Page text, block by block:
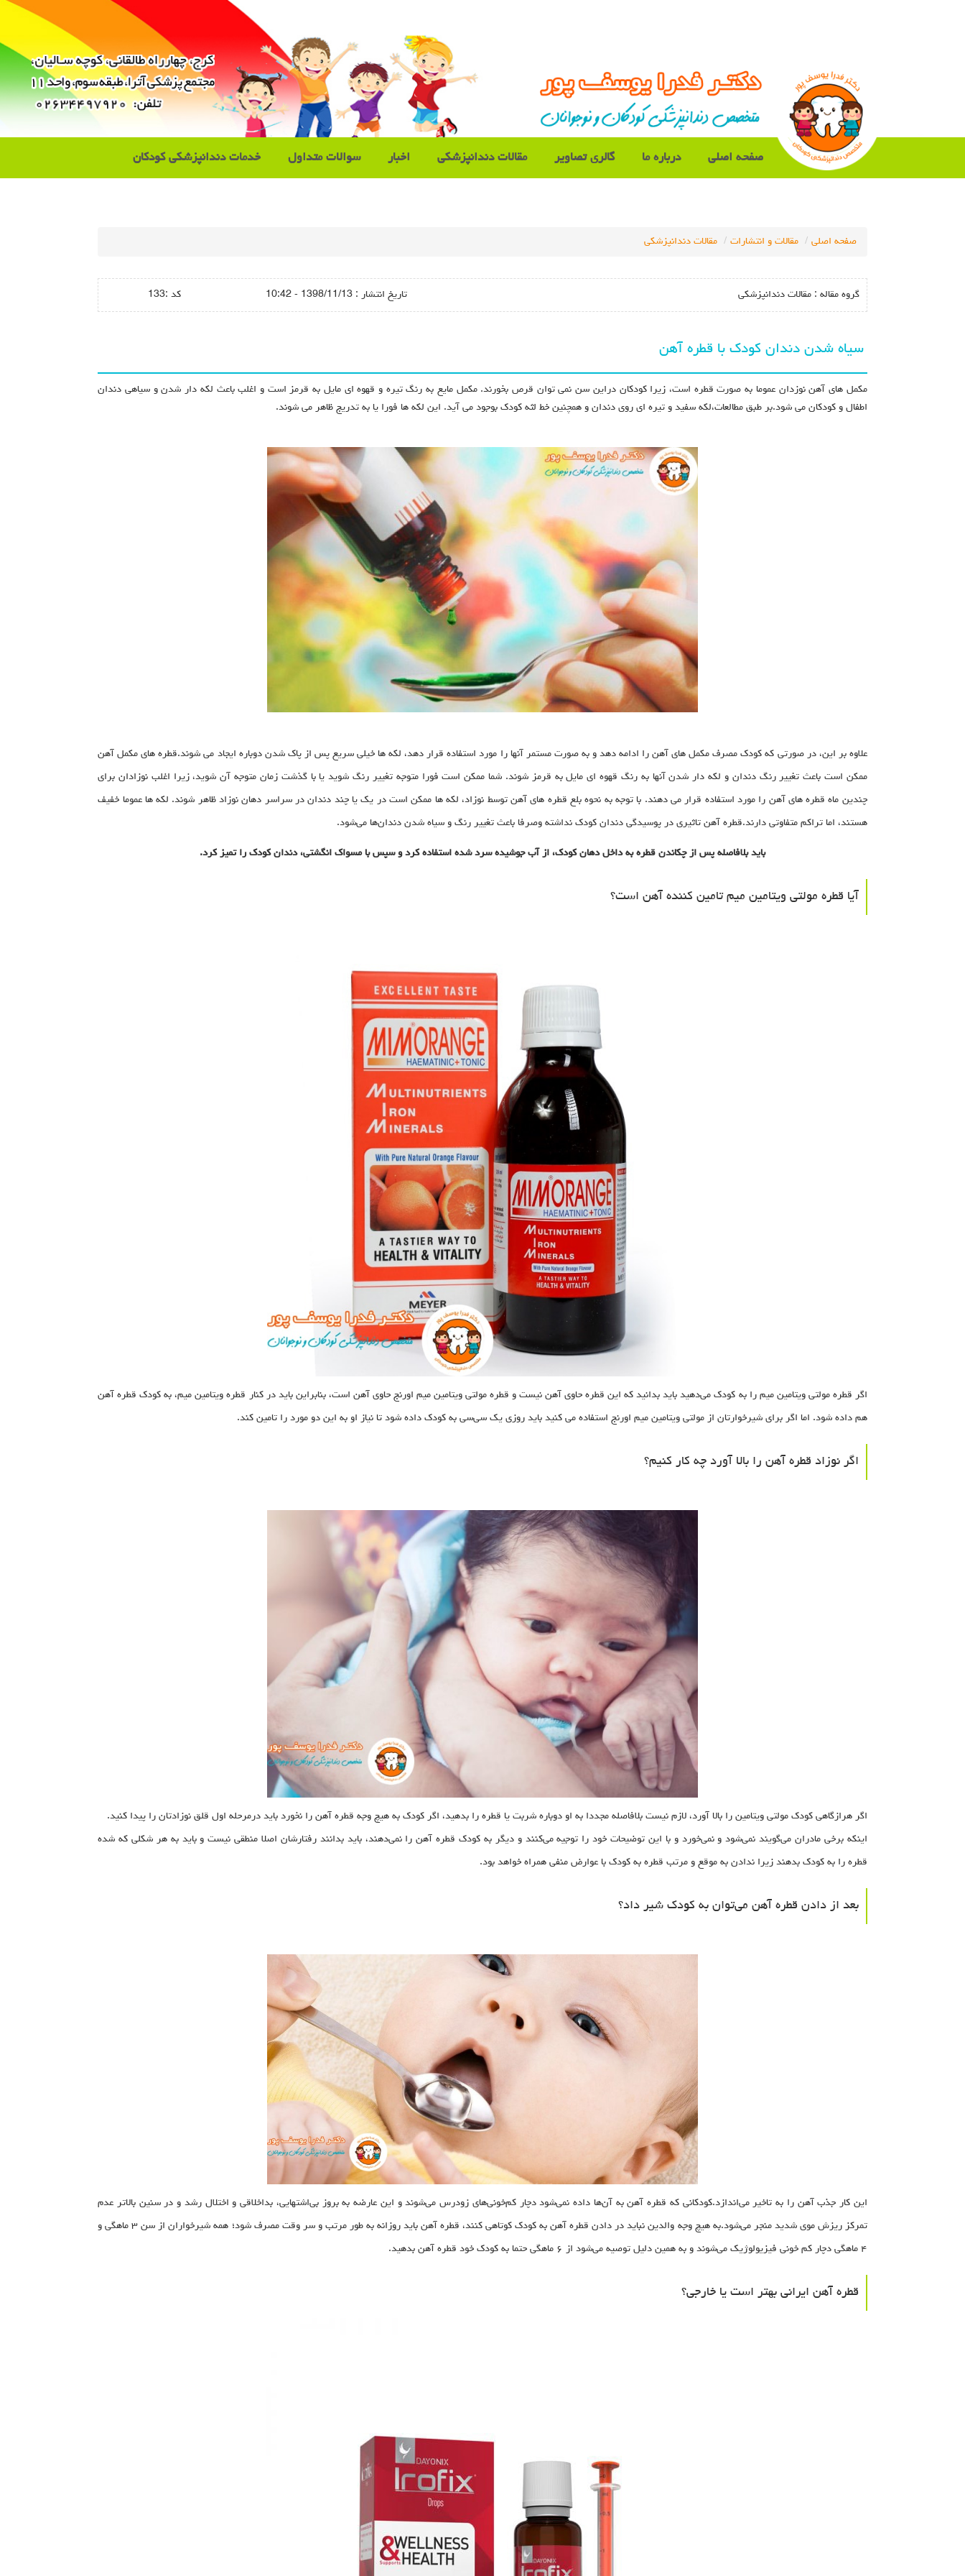
صفحه اصلی درباره ما گالری تصاویر مقالات دندانپزشکی اخبار سوالات متداول خدمات دندانپزشکی کودکان
صفحه اصلی مقالات و انتشارات مقالات دندانپزشکی
گروه مقاله :مقالات دندانپزشکی تاريخ انتشار : 1398/11/13 - 10:42 كد :133
سیاه شدن دندان کودک با قطره آهن
مکمل های آهن نوزدان عموما به صورت قطره است، زیرا کودکان دراین سن نمی توان قرص بخورند. مکمل مایع به رنگ تیره و قهوه ای مایل به قرمز است و اغلب باعث لکه دار شدن و سیاهی دندان
اطفال و کودکان می شود.بر طبق مطالعات،لکه سفید و تیره ای روی دندان و همچنین خط لثه کودک بوجود می آید. این لکه ها فورا یا به تدریج ظاهر می شوند.
علاوه بر این، در صورتی که کودک مصرف مکمل های آهن را ادامه دهد و به صورت مستمر آنها را مورد استفاده قرار دهد، لکه ها خیلی سریع پس از پاک شدن دوباره ایجاد می شوند.قطره های مکمل آهن
ممکن است باعث تغییر رنگ دندان و لکه دار شدن آنها به رنگ قهوه ای مایل به قرمز شوند. شما ممکن است فورا متوجه تغییر رنگ شوید یا با گذشت زمان متوجه آن شوید، زیرا اغلب نوزادان برای
چندین ماه قطره های آهن را مورد استفاده قرار می دهند. با توجه به نحوه بلع قطره های آهن توسط نوزاد، لکه ها ممکن است در یک یا چند دندان در سراسر دهان نوزاد ظاهر شوند. لکه ها عموما خفیف
هستند، اما تراکم متفاوتی دارند.قطره آهن تاثیری در پوسیدگی دندان کودک نداشته وصرفا باعث تغییر رنگ و سیاه شدن دندان‌ها می‌شود.
باید بلافاصله پس از چکاندن قطره به داخل دهان کودک، از آب جوشیده سرد شده استفاده کرد و سپس با مسواک انگشتی، دندان کودک را تمیز کرد.
آیا قطره مولتی‌ ویتامین میم تامین‌ کننده آهن است؟
اگر قطره مولتی‌ ویتامین میم را به کودک می‌دهید باید بدانید که این قطره حاوی آهن نیست و قطره مولتی‌ ویتامین میم اورنج حاوی آهن است، بنابراین باید در کنار قطره ویتامین میم، به کودک قطره آهن
هم داده شود. اما اگر برای شیرخوارتان از مولتی‌ ویتامین میم‌ اورنج استفاده می کنید باید روزی یک سی‌سی به کودک داده شود تا نیاز او به این دو مورد را تامین کند.
اگر نوزاد قطره آهن را بالا آورد چه کار کنیم؟
اگر هرازگاهی کودک مولتی ویتامین را بالا آورد، لازم نیست بلافاصله مجددا به او دوباره شربت یا قطره را بدهید، اگر کودک به هیچ ‌وجه قطره آهن را نخورد باید درمرحله اول قلق نوزادتان را پیدا کنید.
اینکه برخی مادران می‌گویند نمی‌شود و نمی‌خورد و با این توضیحات خود را توجیه می‌کنند و دیگر به کودک قطره آهن را نمی‌دهند، باید بدانند رفتارشان اصلا منطقی نیست و باید به هر شکلی که شده
قطره را به کودک بدهند زیرا ندادن به موقع و مرتب قطره به کودک با عوارض منفی همراه خواهد بود.
بعد از دادن قطره آهن می‌توان به کودک شیر داد؟
این کار جذب آهن را به تاخیر می‌اندازد.کودکانی که قطره آهن به آن‌ها داده نمی‌شود دچار کم‌خونی‌های زودرس می‌شوند و این عارضه به بروز بی‌اشتهایی، بداخلاقی و اختلال رشد و در سنین بالاتر عدم
تمرکز ریزش موی شدید منجر می‌شود.به هیچ‌ وجه والدین نباید در دادن قطره آهن به کودک کوتاهی کنند، قطره آهن باید روزانه به طور مرتب و سر وقت مصرف شود؛ همه شیرخواران از سن ۳ ماهگی و
۴ ماهگی دچار کم‌ خونی فیزیولوژیک می‌شوند و به همین دلیل توصیه می‌شود از ۶ ماهگی حتما به کودک خود قطره آهن بدهید.
قطره آهن ایرانی بهتر است یا خارجی؟